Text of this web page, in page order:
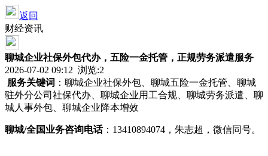
返回
财经资讯
聊城企业社保外包代办，五险一金托管，正规劳务派遣服务
2026-07-02 09:12 浏览:2
服务关键词 ：聊城企业社保外包、聊城五险一金托管、聊城
驻外分公司社保代办、聊城企业用工合规、聊城劳务派遣、聊
城人事外包、聊城企业降本增效
聊城/全国业务咨询电话：13410894074，朱志超，微信同号。